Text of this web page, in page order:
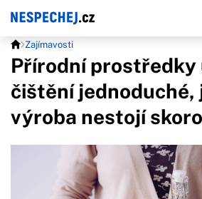
Zajímavosti
Přírodní prostředky
čištění jednoduché,
výroba nestojí